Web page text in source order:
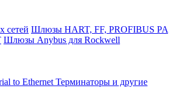
сетей Шлюзы HART, FF, PROFIBUS PA
Шлюзы Anybus для Rockwell
to Ethernet Терминаторы и другие